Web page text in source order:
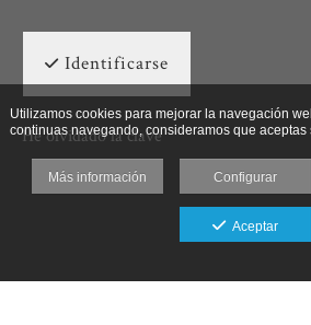
Identificarse
He olvidado la clave
Utilizamos cookies para mejorar la navegación
continuas navegando, consideramos que aceptas
Más información Configurar
Aceptar